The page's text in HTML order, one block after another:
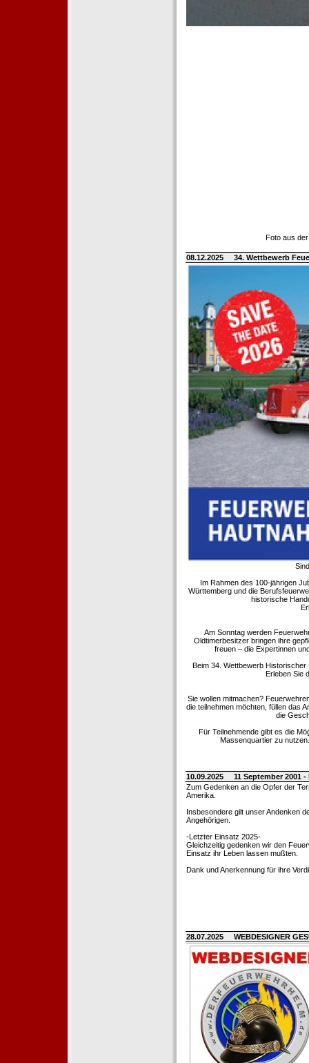
Foto aus
08.12.2025 34. Wettbewerb
Im Rahmen des 100-jährigen
Württemberg und die
historische
Am Sonntag werden
Oldtimerbesitzer bringen ihre
freuen – die Expertinnen
Beim 34. Wettbewerb
Erleben Sie
Sie wollen mitmachen?
die teilnehmen möchten, füllen das
die
Für Teilnehmende gibt es die
Massenquartier zu
10.09.2025
11 September 2001
Zum Gedenken an die Opfer der
Amerika.
Insbesondere gilt unser Andenken
Angehörigen.
-Letzter Einsatz 2025-
Gleichzeitig gedenken wir den
Einsatz ihr Leben lassen mußten.
Dank und Anerkennung für ihre
28.07.2025 WEBDESIGNER